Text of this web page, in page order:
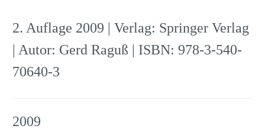
2. Auflage 2009 | Verlag: Springer Verlag
| Autor: Gerd Raguß | ISBN: 978-3-540-
70640-3
2009